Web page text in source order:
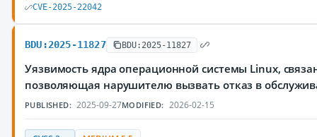
CVE-2025-22042
BDU:2025-11827 BDU:2025-11827
Уязвимость ядра операционной системы Linux,
позволяющая нарушителю вызвать отказ в
PUBLISHED: 2025-09-27MODIFIED: 2026-02-15